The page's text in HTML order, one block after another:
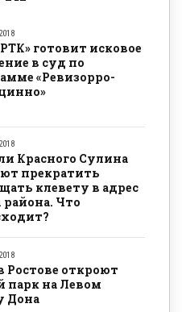
готовит исковое
в суд по
«Ревизорро-
Красного Сулина
прекратить
клевету в адрес
района. Что
Ростове откроют
парк на Левом
Дона